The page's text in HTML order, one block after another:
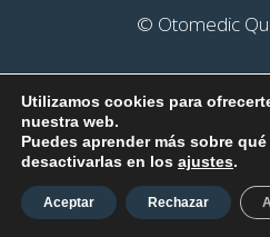
© Otomedic
Utilizamos cookies para
nuestra web.
Puedes aprender más sobre
desactivarlas en los ajustes.
Aceptar Rechazar